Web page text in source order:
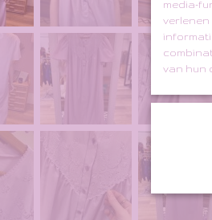
media-
verlenen
van hun